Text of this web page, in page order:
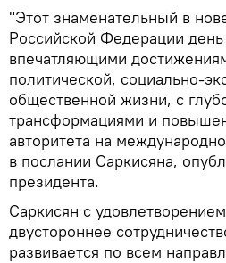
"Этот знаменательный в
Российской Федерации
впечатляющими
политической, социально-
общественной жизни, с
трансформациями и
авторитета на
в послании Саркисяна,
президента.
Саркисян с
двустороннее
развивается по всем